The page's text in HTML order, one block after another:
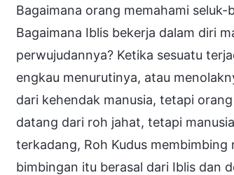
Bagaimana orang memahami seluk-
Bagaimana Iblis bekerja dalam diri
perwujudannya? Ketika sesuatu
engkau menurutinya, atau
dari kehendak manusia, tetapi
datang dari roh jahat, tetapi
terkadang, Roh Kudus
bimbingan itu berasal dari Iblis dan